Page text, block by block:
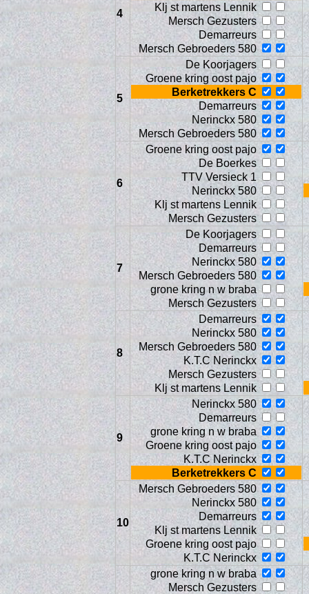
4
Klj st martens Lennik
Mersch Gezusters
Demarreurs
Mersch Gebroeders 580
5
De Koorjagers
Groene kring oost pajo
Berketrekkers C
Demarreurs
Nerinckx 580
Mersch Gebroeders 580
6
Groene kring oost pajo
De Boerkes
TTV Versieck 1
Nerinckx 580
Klj st martens Lennik
Mersch Gezusters
7
De Koorjagers
Demarreurs
Nerinckx 580
Mersch Gebroeders 580
grone kring n w braba
Mersch Gezusters
8
Demarreurs
Nerinckx 580
Mersch Gebroeders 580
K.T.C Nerinckx
Mersch Gezusters
Klj st martens Lennik
9
Nerinckx 580
Demarreurs
grone kring n w braba
Groene kring oost pajo
K.T.C Nerinckx
Berketrekkers C
10
Mersch Gebroeders 580
Nerinckx 580
Demarreurs
Klj st martens Lennik
Groene kring oost pajo
K.T.C Nerinckx
grone kring n w braba
Mersch Gezusters